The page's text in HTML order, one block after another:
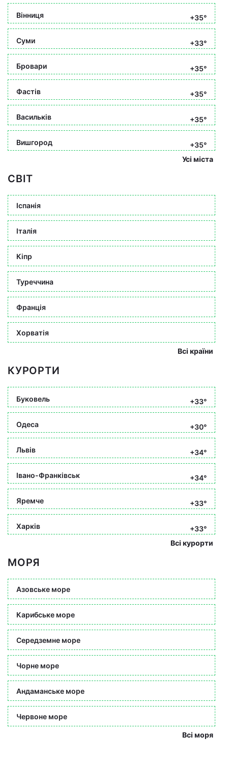
Вінниця +35°
Суми +33°
Бровари +35°
Фастів +35°
Васильків +35°
Вишгород
+35°
Усі міста
СВІТ
Іспанія
Італія
Кіпр
Туреччина
Франція
Хорватія
Всі країни
КУРОРТИ
Буковель +33°
Одеса +30°
Львів +34°
Івано-Франківськ +34°
Яремче +33°
Харків
+33°
Всі курорти
МОРЯ
Азовське море
Карибське море
Середземне море
Чорне море
Андаманське море
Червоне море
Всі моря